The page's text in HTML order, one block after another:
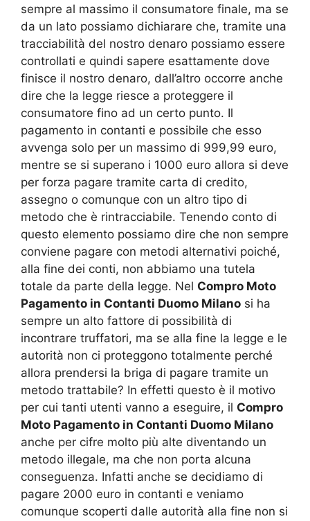
sempre al massimo il consumatore finale, ma se
da un lato possiamo dichiarare che, tramite una
tracciabilità del nostro denaro possiamo essere
controllati e quindi sapere esattamente dove
finisce il nostro denaro, dall’altro occorre anche
dire che la legge riesce a proteggere il
consumatore fino ad un certo punto. Il
pagamento in contanti e possibile che esso
avvenga solo per un massimo di 999,99 euro,
mentre se si superano i 1000 euro allora si deve
per forza pagare tramite carta di credito,
assegno o comunque con un altro tipo di
metodo che è rintracciabile. Tenendo conto di
questo elemento possiamo dire che non sempre
conviene pagare con metodi alternativi poiché,
alla fine dei conti, non abbiamo una tutela
totale da parte della legge. Nel Compro Moto
Pagamento in Contanti Duomo Milano si ha
sempre un alto fattore di possibilità di
incontrare truffatori, ma se alla fine la legge e le
autorità non ci proteggono totalmente perché
allora prendersi la briga di pagare tramite un
metodo trattabile? In effetti questo è il motivo
per cui tanti utenti vanno a eseguire, il Compro
Moto Pagamento in Contanti Duomo Milano
anche per cifre molto più alte diventando un
metodo illegale, ma che non porta alcuna
conseguenza. Infatti anche se decidiamo di
pagare 2000 euro in contanti e veniamo
comunque scoperti dalle autorità alla fine non si